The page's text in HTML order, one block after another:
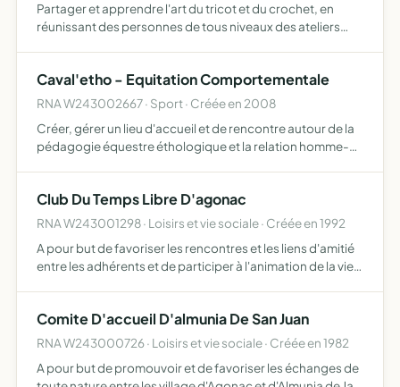
Partager et apprendre l'art du tricot et du crochet, en
réunissant des personnes de tous niveaux des ateliers
l…
Caval'etho - Equitation Comportementale
RNA W243002667 · Sport · Créée en 2008
Créer, gérer un lieu d'accueil et de rencontre autour de la
pédagogie équestre éthologique et la relation homme-
Club Du Temps Libre D'agonac
RNA W243001298 · Loisirs et vie sociale · Créée en 1992
A pour but de favoriser les rencontres et les liens d'amitié
entre les adhérents et de participer à l'animation de la vie
d'or…
Comite D'accueil D'almunia De San Juan
RNA W243000726 · Loisirs et vie sociale · Créée en 1982
A pour but de promouvoir et de favoriser les échanges de